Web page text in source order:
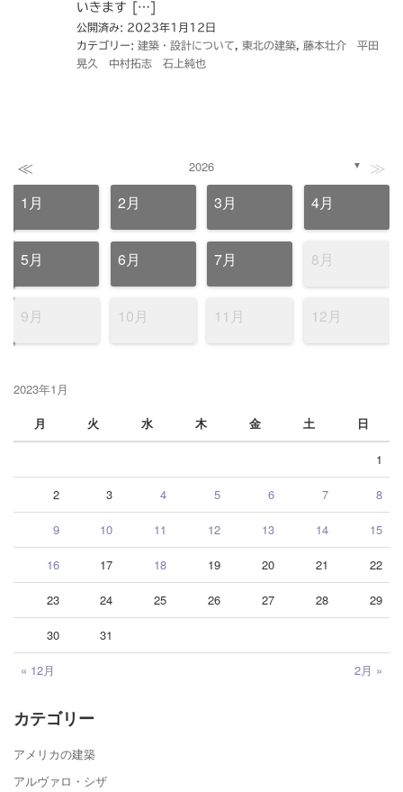
いきます […]
公開済み: 2023年1月12日
カテゴリー: 建築・設計について, 東北の建築, 藤本壮介 平田
晃久 中村拓志 石上純也
≪ 2026 ▼ ≫
1月 2月 3月 4月
5月 6月 7月 8月
9月 10月 11月 12月
2023年1月
月
火 水 木 金 土 日
« 12月 2月 »
1
2 3 4 5 6 7 8
9 10 11 12 13 14 15
16 17 18 19 20 21 22
23 24 25 26 27 28 29
30 31
カテゴリー
アメリカの建築
アルヴァロ・シザ